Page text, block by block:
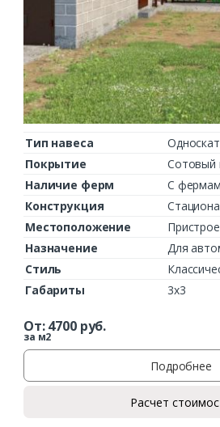
Тип навеса
Покрытие
Сотовый
Наличие ферм
С
Конструкция
Местоположение
Назначение
Для
Стиль
Габариты
3х3
От:4700руб.
за м2
Подробнее
Расчет